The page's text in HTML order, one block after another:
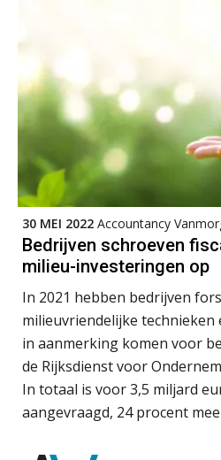
30 MEI 2022 Accountancy
Bedrijven schroeven
milieu-investeringen op
In 2021 hebben bedrijven
milieuvriendelijke technieken
in aanmerking komen voor
de Rijksdienst voor
In totaal is voor 3,5 miljard
aangevraagd, 24 procent
Govers
digitaal
security
Van
waarom
ICT &
innovatie
dat je
Terug
moet je
augustus
Waarom
inzichten
blijven
Gevorderd assistent
BonsenReuling
Accountant – Eindhoven
aaff
Senior Assistent
Astronauts – Curaçao
Registeraccountant, EJP
‘s-Hertogenbosch
PIA Group